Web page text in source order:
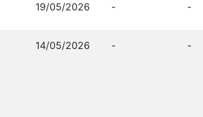
19/05/2026 - -
14/05/2026 - -